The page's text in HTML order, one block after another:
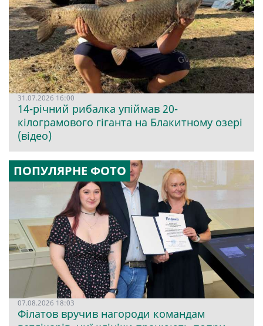
31.07.2026 16:00
14-річний рибалка упіймав 20-
кілограмового гіганта на Блакитному озері
(відео)
ПОПУЛЯРНЕ ФОТО
07.08.2026 18:03
Філатов вручив нагороди командам